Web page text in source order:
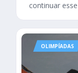
continuar
OLIMPÍADAS